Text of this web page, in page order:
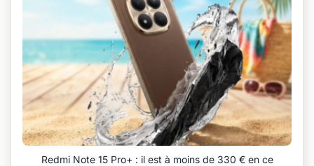
Redmi Note 15 Pro+ : il est à moins de 330 € en ce